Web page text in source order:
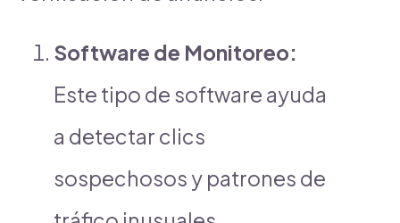
Software de Monitoreo:
Este tipo de software ayuda
a detectar clics
sospechosos y patrones de